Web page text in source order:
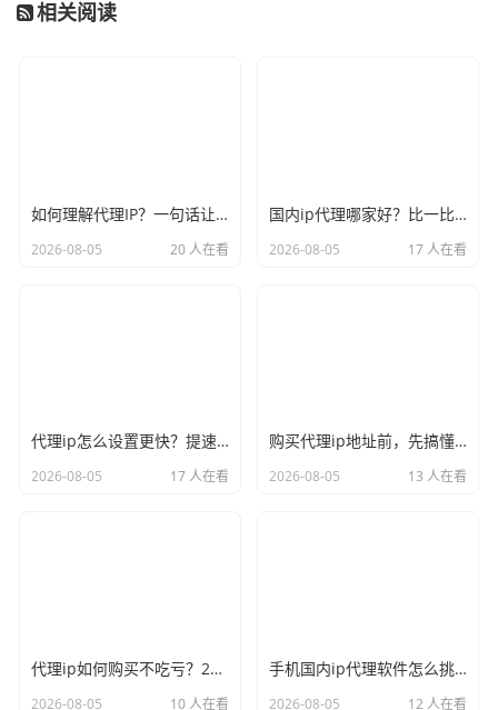
相关阅读
如何理解代理IP？一句话让你彻底不再迷糊
2026-08-05 20 人在看
国内ip代理哪家好？比一比口碑就见分晓
2026-08-05 17 人在看
代理ip怎么设置更快？提速的几个关键点记牢
2026-08-05 17 人在看
购买代理ip地址前，先搞懂这三件事再说
2026-08-05 13 人在看
代理ip如何购买不吃亏？2026年的避坑心得奉上
2026-08-05 10 人在看
手机国内ip代理软件怎么挑？实用才是硬道理
2026-08-05 12 人在看